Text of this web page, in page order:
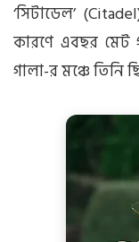
‘সিটাডেল’
কারণে এবছর মেট
গালা-র মঞ্চে তিনি